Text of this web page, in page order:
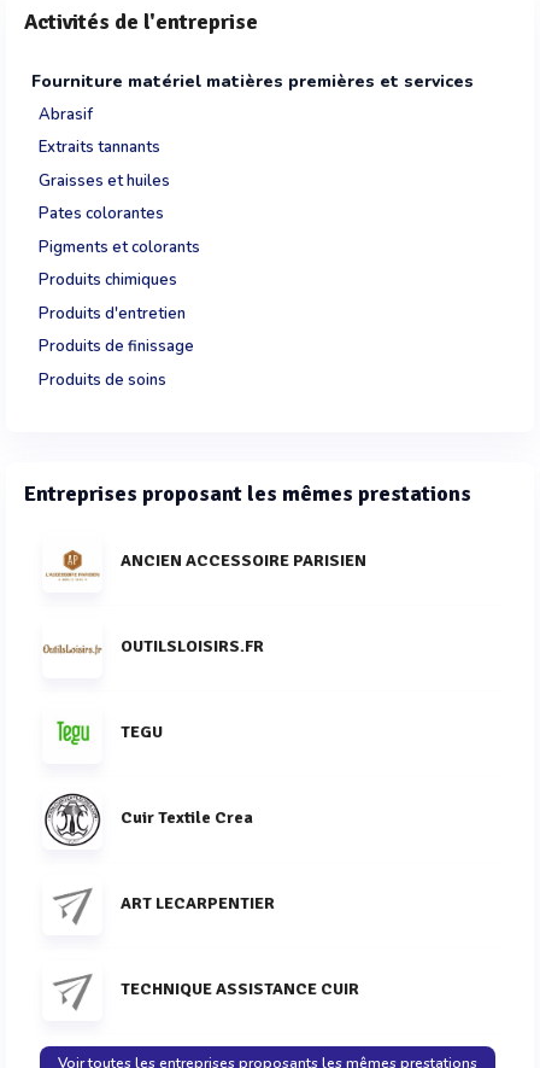
Activités de l'entreprise
Fourniture matériel matières premières et services
Abrasif
Extraits tannants
Graisses et huiles
Pates colorantes
Pigments et colorants
Produits chimiques
Produits d'entretien
Produits de finissage
Produits de soins
Entreprises proposant les mêmes prestations
ANCIEN ACCESSOIRE PARISIEN
OUTILSLOISIRS.FR
TEGU
Cuir Textile Crea
ART LECARPENTIER
TECHNIQUE ASSISTANCE CUIR
Voir toutes les entreprises proposants les mêmes prestations